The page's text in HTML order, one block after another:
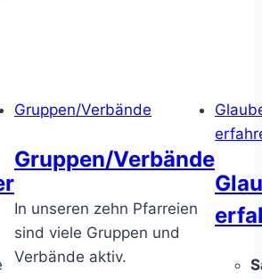
Gruppen/Verbände
Gruppen/Verbände
In unseren zehn Pfarreien
sind viele Gruppen und
Verbände aktiv.